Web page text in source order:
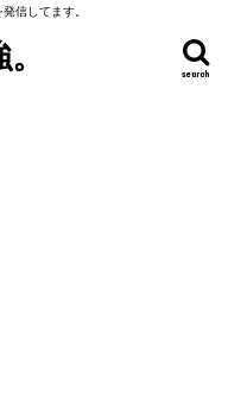
信してます。
search